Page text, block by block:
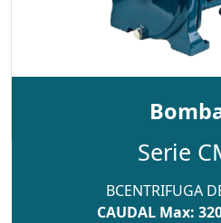
Serie
BCENTRIFUGA
CAUDAL Max: